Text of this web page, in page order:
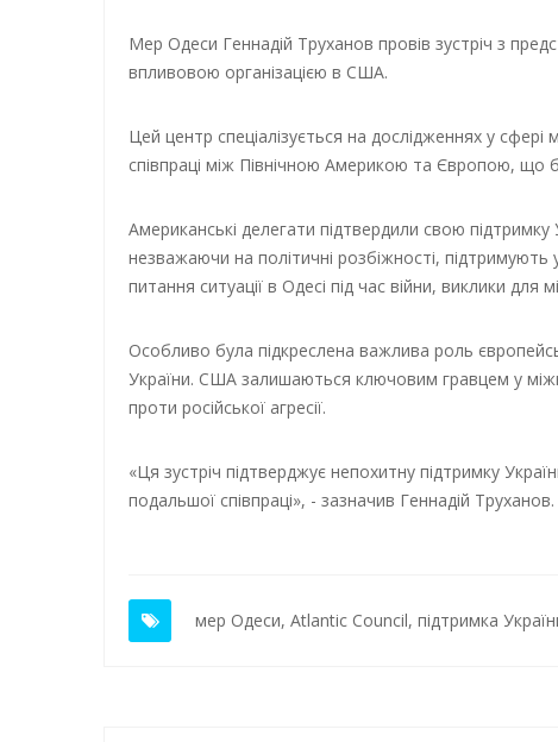
Мер Одеси Геннадій Труханов провів зустріч з
впливовою організацією в США.
Цей центр спеціалізується на дослідженнях у
співпраці між Північною Америкою та Європою, що
Американські делегати підтвердили свою
незважаючи на політичні розбіжності, підтримують
питання ситуації в Одесі під час війни, виклики для
Особливо була підкреслена важлива роль
України. США залишаються ключовим гравцем у
проти російської агресії.
«Ця зустріч підтверджує непохитну підтримку
подальшої співпраці», - зазначив Геннадій Труханов.
мер Одеси, Atlantic Council, підтримка